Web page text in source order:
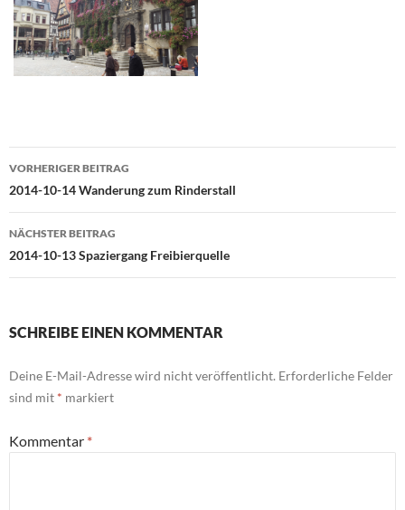
Beitragsnavigation
VORHERIGER BEITRAG
2014-10-14 Wanderung zum Rinderstall
NÄCHSTER BEITRAG
2014-10-13 Spaziergang Freibierquelle
SCHREIBE EINEN KOMMENTAR
Deine E-Mail-Adresse wird nicht veröffentlicht. Erforderliche Felder
sind mit * markiert
Kommentar *